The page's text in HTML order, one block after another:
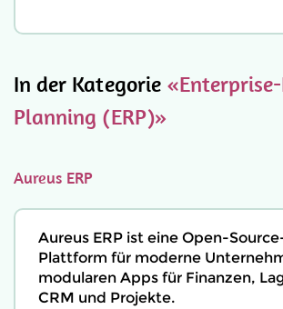
In der Kategorie
Planning (ERP)»
Aureus ERP
Aureus ERP ist eine Open-
Plattform für moderne
modularen Apps für Finanzen,
CRM und Projekte.